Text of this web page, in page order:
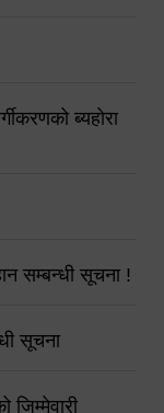
ब्यहोरा
सम्बन्धी सूचना !
सूचना
जिम्मेवारी